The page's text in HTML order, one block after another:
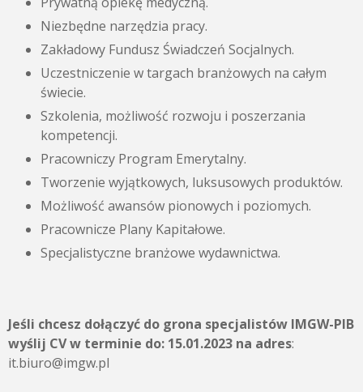
Niezbędne narzędzia pracy.
Zakładowy Fundusz Świadczeń Socjalnych.
Uczestniczenie w targach branżowych na całym
świecie.
Szkolenia, możliwość rozwoju i poszerzania
kompetencji.
Pracowniczy Program Emerytalny.
Tworzenie wyjątkowych, luksusowych produktów.
Możliwość awansów pionowych i poziomych.
Pracownicze Plany Kapitałowe.
Specjalistyczne branżowe wydawnictwa.
Jeśli chcesz dołączyć do grona specjalistów IMGW-PIB
wyślij CV w terminie do: 15.01.2023 na adres:
it.biuro@imgw.pl